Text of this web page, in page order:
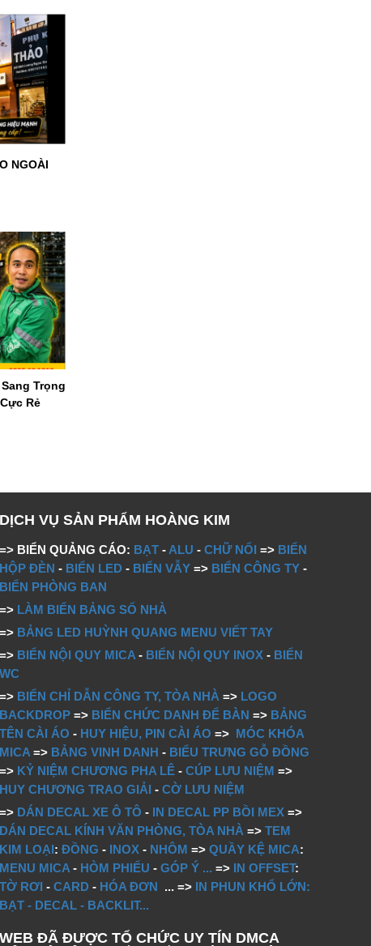
NGOÀI
Trọng
Rẻ
DỊCH VỤ SẢN PHẨM HOÀNG KIM
=> BIỂN QUẢNG CÁO: BẠT - ALU -CHỮ NỔI => BIỂN
HỘP ĐÈN - BIỂN LED - BIỂN VẪY => BIỂN CÔNG TY -
BIỂN PHÒNG BAN
=> LÀM BIỂN BẢNG SỐ NHÀ
=> BẢNG LED HUỲNH QUANG MENU VIẾT TAY
=> BIỂN NỘI QUY MICA - BIỂN NỘI QUY INOX - BIỂN
WC
=> BIỂN CHỈ DẪN CÔNG TY, TÒA NHÀ => LOGO
BACKDROP => BIỂN CHỨC DANH ĐỂ BÀN => BẢNG
TÊN CÀI ÁO - HUY HIỆU, PIN CÀI ÁO => MÓC KHÓA
MICA => BẢNG VINH DANH - BIỂU TRƯNG GỖ ĐỒNG
=> KỶ NIỆM CHƯƠNG PHA LÊ -CÚP LƯU NIỆM =>
HUY CHƯƠNG TRAO GIẢI -CỜ LƯU NIỆM
=> DÁN DECAL XE Ô TÔ - IN DECAL PP BỒI MEX =>
DÁN DECAL KÍNH VĂN PHÒNG, TÒA NHÀ =>TEM
KIM LOẠI:ĐỒNG - INOX - NHÔM =>QUẦY KỆ MICA:
MENU MICA - HÒM PHIẾU -GÓP Ý ... => IN OFFSET:
TỜ RƠI -CARD - HÓA ĐƠN ... => IN PHUN KHỔ LỚN:
BẠT - DECAL - BACKLIT...
WEB ĐÃ ĐƯỢC TỔ CHỨC UY TÍN DMCA